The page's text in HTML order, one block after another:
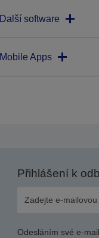
Další software
Mobile Apps
Přihlášení k
Odesláním své e-